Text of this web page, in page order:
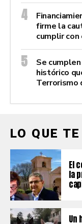
firme la
cumplir
Se
histórico
Terrorismo
LO QUE
El
la
Un